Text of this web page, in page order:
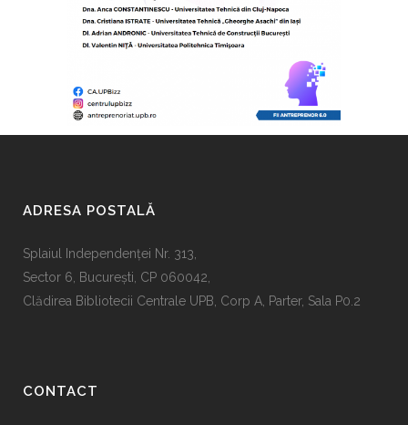
ADRESA POSTALĂ
Splaiul Independenţei Nr. 313,
Sector 6, Bucureşti, CP 060042,
Clădirea Bibliotecii Centrale UPB, Corp A, Parter, Sala P0.2
CONTACT